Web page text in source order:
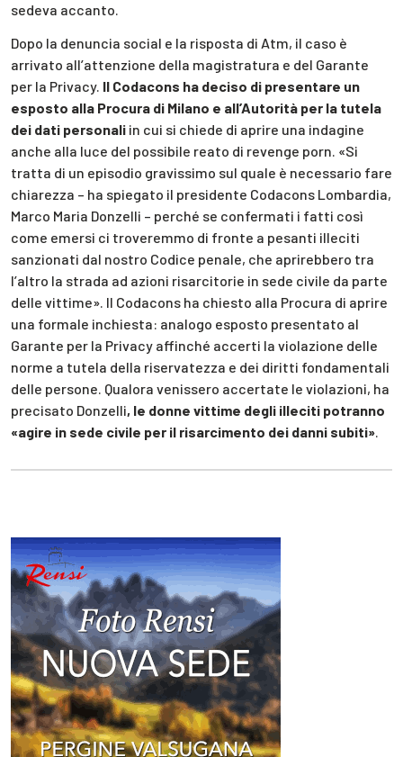
sedeva accanto.
Dopo la denuncia social e la risposta di Atm, il caso è
arrivato all’attenzione della magistratura e del Garante
per la Privacy. Il Codacons ha deciso di presentare un
esposto alla Procura di Milano e all’Autorità per la tutela
dei dati personali in cui si chiede di aprire una indagine
anche alla luce del possibile reato di revenge porn. «Si
tratta di un episodio gravissimo sul quale è necessario fare
chiarezza – ha spiegato il presidente Codacons Lombardia,
Marco Maria Donzelli – perché se confermati i fatti così
come emersi ci troveremmo di fronte a pesanti illeciti
sanzionati dal nostro Codice penale, che aprirebbero tra
l’altro la strada ad azioni risarcitorie in sede civile da parte
delle vittime». Il Codacons ha chiesto alla Procura di aprire
una formale inchiesta: analogo esposto presentato al
Garante per la Privacy affinché accerti la violazione delle
norme a tutela della riservatezza e dei diritti fondamentali
delle persone. Qualora venissero accertate le violazioni, ha
precisato Donzelli, le donne vittime degli illeciti potranno
«agire in sede civile per il risarcimento dei danni subiti».